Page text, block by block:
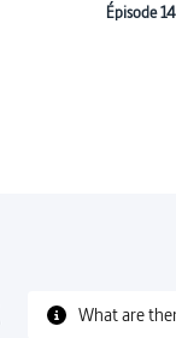
Épisode 14
What are